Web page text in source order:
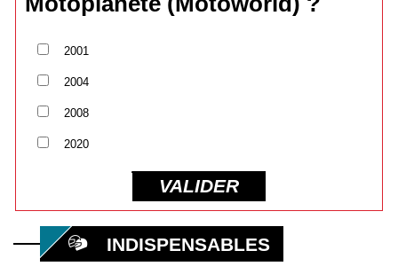
2001
2004
2008
2020
VALIDER
INDISPENSABLES